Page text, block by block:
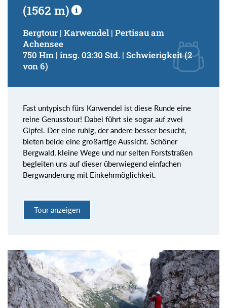
(1562 m)
Bergtour | Karwendel | Pertisau am
Achensee
750 Hm | insg. 03:30 Std. | Schwierigkeit (2
von 6)
Fast untypisch fürs Karwendel ist diese Runde eine
reine Genusstour! Dabei führt sie sogar auf zwei
Gipfel. Der eine ruhig, der andere besser besucht,
bieten beide eine großartige Aussicht. Schöner
Bergwald, kleine Wege und nur selten Forststraßen
begleiten uns auf dieser überwiegend einfachen
Bergwanderung mit Einkehrmöglichkeit.
Tour anzeigen